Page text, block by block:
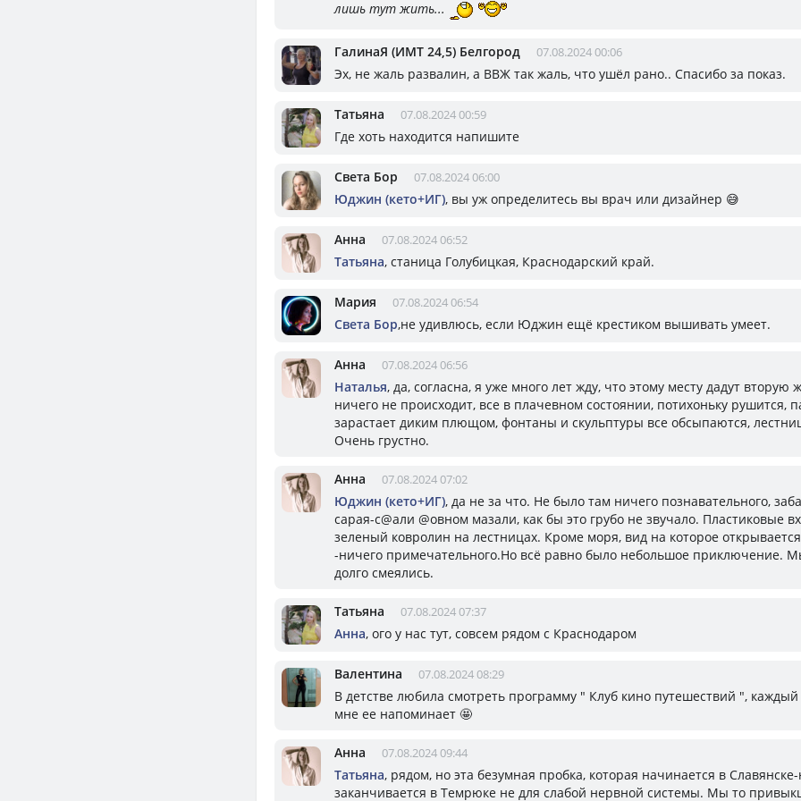
лишь тут жить...
ГалинаЯ (ИМТ 24,5) Белгород 07.08.2024 00:06
Эх, не жаль развалин, а ВВЖ так жаль, что ушёл рано.. Спасибо за показ.
Татьяна 07.08.2024 00:59
Где хоть находится напишите
Света Бор 07.08.2024 06:00
Юджин (кето+ИГ), вы уж определитесь вы врач или дизайнер 😅
Анна 07.08.2024 06:52
Татьяна, станица Голубицкая, Краснодарский край.
Мария 07.08.2024 06:54
Света Бор,не удивлюсь, если Юджин ещё крестиком вышивать умеет.
Анна 07.08.2024 06:56
Наталья, да, согласна, я уже много лет жду, что этому месту дадут вторую
ничего не происходит, все в плачевном состоянии, потихоньку рушится,
зарастает диким плющом, фонтаны и скульптуры все обсыпаются,
Очень грустно.
Анна 07.08.2024 07:02
Юджин (кето+ИГ), да не за что. Не было там ничего познавательного,
сарая-с@али @овном мазали, как бы это грубо не звучало. Пластиковые
зеленый ковролин на лестницах. Кроме моря, вид на которое
-ничего примечательного.Но всё равно было небольшое приключение.
долго смеялись.
Татьяна 07.08.2024 07:37
Анна, ого у нас тут, совсем рядом с Краснодаром
Валентина 07.08.2024 08:29
В детстве любила смотреть программу " Клуб кино путешествий ",
мне ее напоминает 🤩
Анна 07.08.2024 09:44
Татьяна, рядом, но эта безумная пробка, которая начинается в
заканчивается в Темрюке не для слабой нервной системы. Мы то